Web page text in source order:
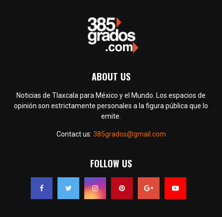
ABOUT US
Noticias de Tlaxcala para México y el Mundo. Los espacios de
opinión son estrictamente personales a la figura pública que lo
emite.
Contact us: 385grados@gmail.com
FOLLOW US